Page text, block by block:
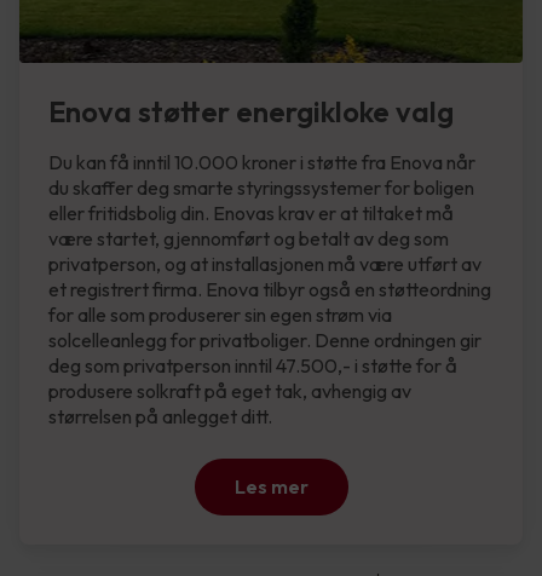
Enova støtter energikloke valg
Du kan få inntil 10.000 kroner i støtte fra Enova når
du skaffer deg smarte styringssystemer for boligen
eller fritidsbolig din. Enovas krav er at tiltaket må
være startet, gjennomført og betalt av deg som
privatperson, og at installasjonen må være utført av
et registrert firma. Enova tilbyr også en støtteordning
for alle som produserer sin egen strøm via
solcelleanlegg for privatboliger. Denne ordningen gir
deg som privatperson inntil 47.500,- i støtte for å
produsere solkraft på eget tak, avhengig av
størrelsen på anlegget ditt.
Les mer